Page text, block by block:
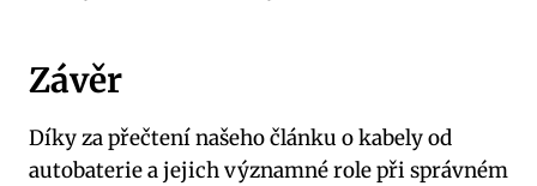
Závěr
Díky za přečtení našeho článku o kabely od
autobaterie a jejich významné role při správném